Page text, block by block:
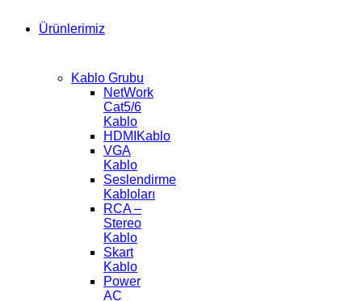
Ürünlerimiz
Kablo Grubu
NetWork
Cat5/6
Kablo
HDMIKablo
VGA
Kablo
Seslendirme
Kabloları
RCA –
Stereo
Kablo
Skart
Kablo
Power
AC